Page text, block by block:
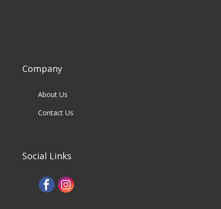
Company
About Us
Contact Us
Social Links